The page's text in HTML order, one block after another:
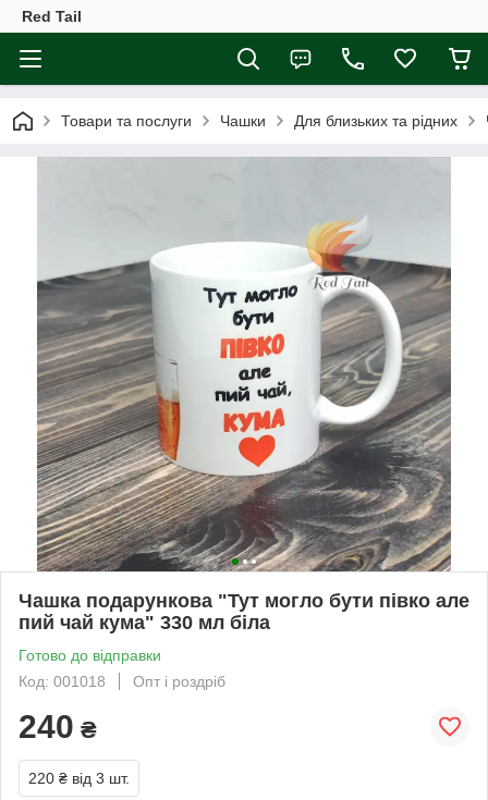
Red Tail
Товари та послуги Чашки Для близьких та рідних
Чашка подарункова "Тут могло бути півко але
пий чай кума" 330 мл біла
Готово до відправки
Код: 001018
Опт і роздріб
240 ₴
220 ₴ від 3 шт.